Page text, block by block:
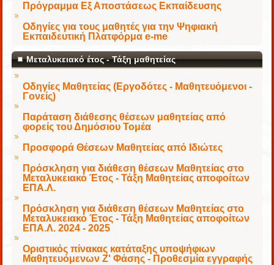
Πρόγραμμα Εξ Αποστάσεως Εκπαίδευσης
Οδηγίες για τους μαθητές για την Ψηφιακή
Εκπαιδευτική Πλατφόρμα e-me
Μεταλυκειακό έτος - Τάξη μαθητείας
Οδηγίες Μαθητείας (Εργοδότες - Μαθητευόμενοι -
Γονείς)
Παράταση διάθεσης θέσεων μαθητείας από
φορείς του Δημόσιου Τομέα
Προσφορά Θέσεων Μαθητείας από Ιδιώτες
Πρόσκληση για διάθεση θέσεων Μαθητείας στο
Μεταλυκειακό Έτος - Τάξη Μαθητείας αποφοίτων
ΕΠΑ.Λ.
Πρόσκληση για διάθεση θέσεων Μαθητείας στο
Μεταλυκειακό Έτος - Τάξη Μαθητείας αποφοίτων
ΕΠΑ.Λ. 2024 - 2025
Οριστικός πίνακας κατάταξης υποψήφιων
Μαθητευόμενων Ζ' Φάσης - Προθεσμία εγγραφής